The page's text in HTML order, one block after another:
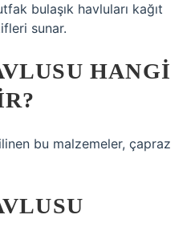
bulaşık havluları kağıt
sunar.
HANGI
bu malzemeler, çapraz